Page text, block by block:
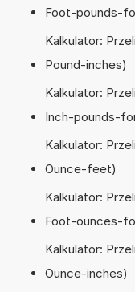
Foot-pounds-
Kalkulator:
Pound-inches)
Kalkulator:
Inch-pounds-
Kalkulator:
Ounce-feet)
Kalkulator:
Foot-ounces-
Kalkulator:
Ounce-inches)